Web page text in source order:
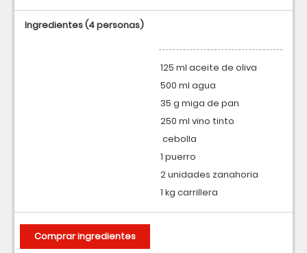
Ingredientes(4 personas)
125 ml aceite de oliva
500 ml agua
35 g miga de pan
250 ml vino tinto
cebolla
1 puerro
2 unidades zanahoria
1 kg carrillera
Comprar ingredientes